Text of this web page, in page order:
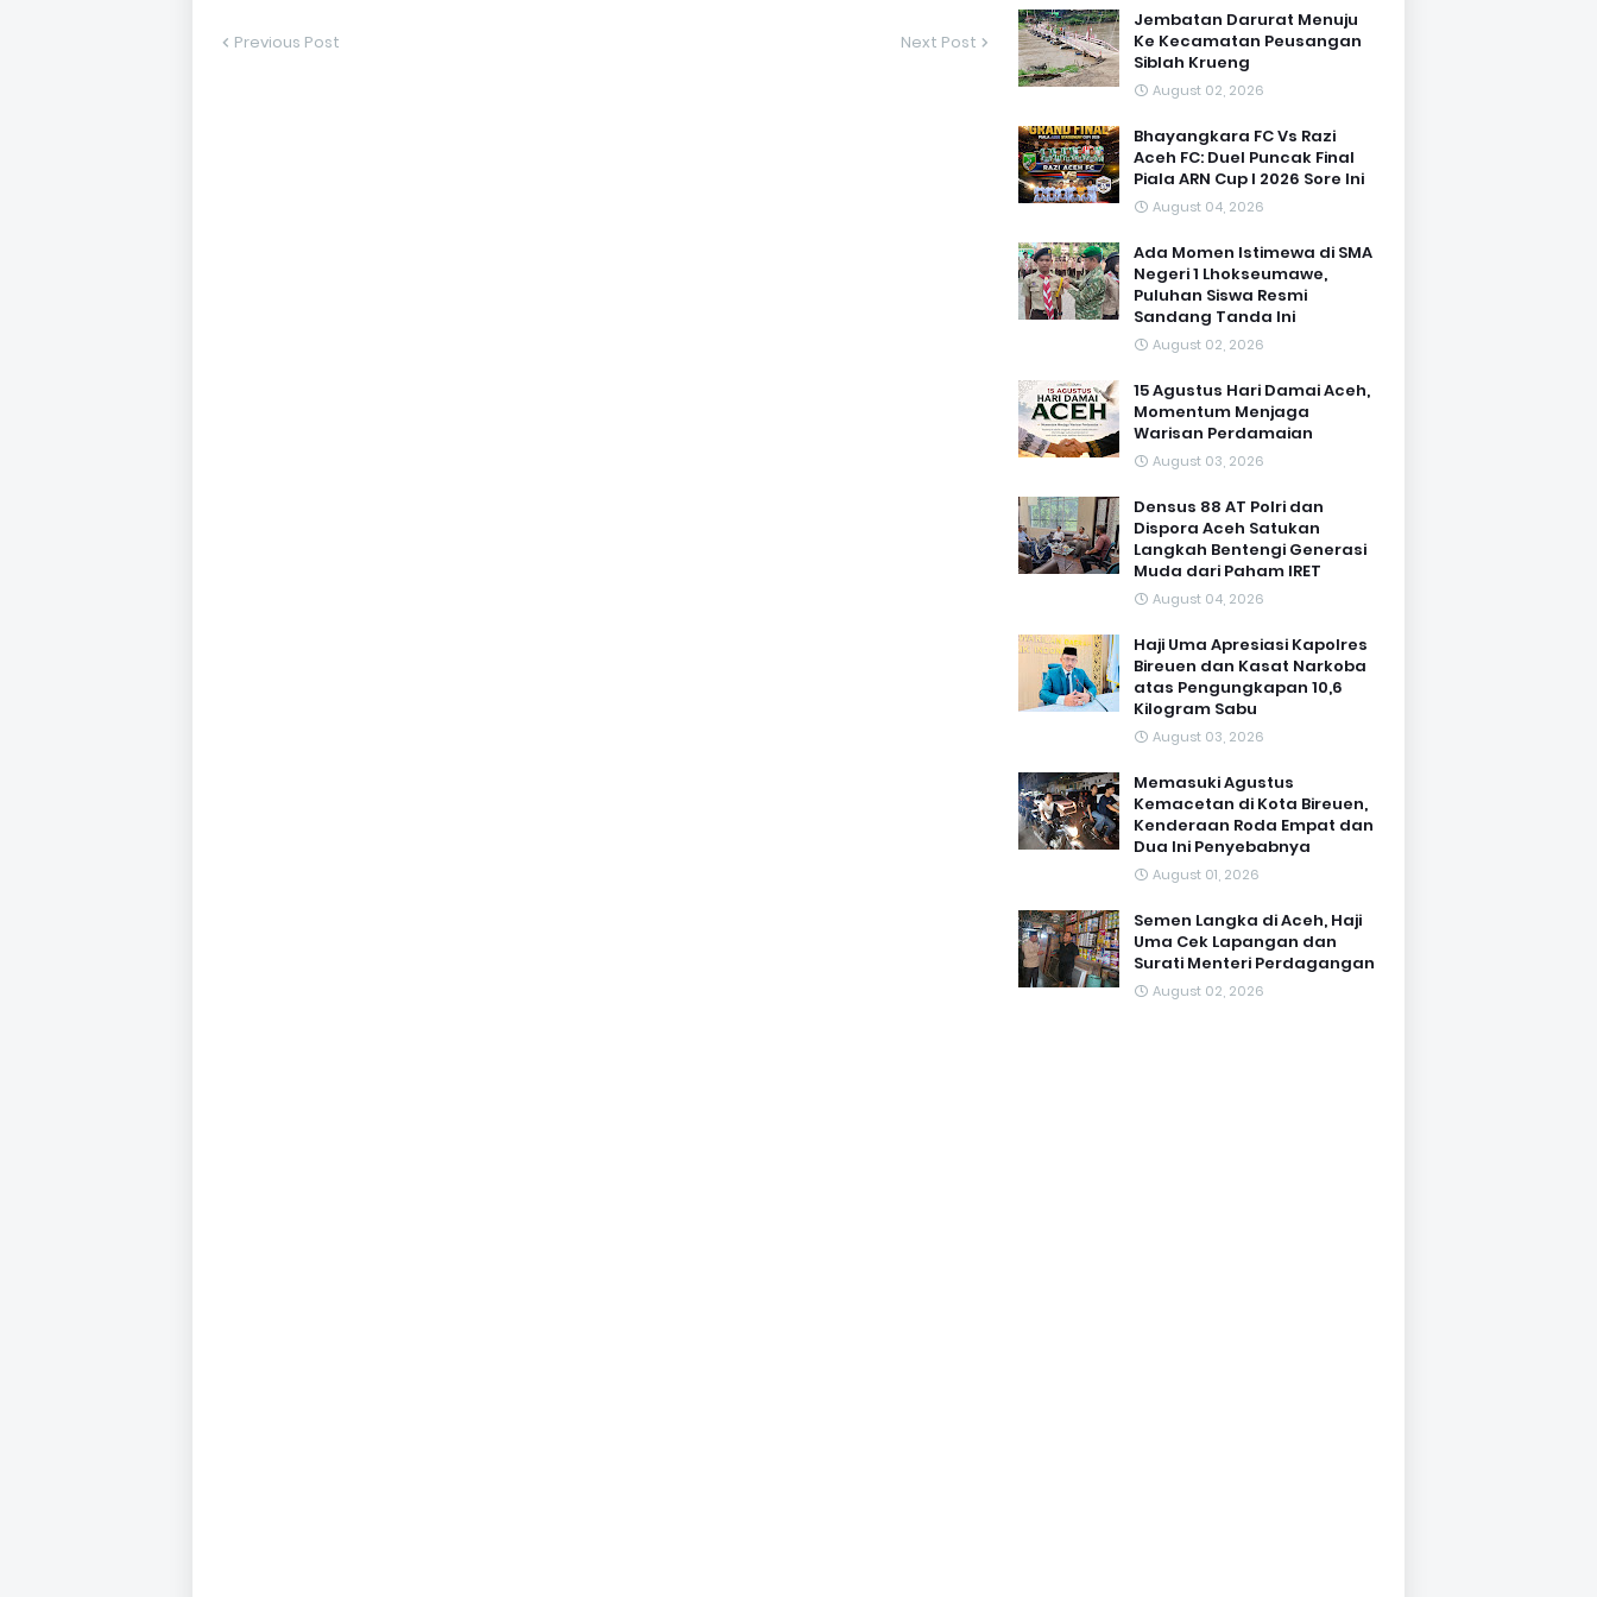
Previous Post Next Post
Jembatan Darurat Menuju
Ke Kecamatan Peusangan
Siblah Krueng
August 02, 2026
Bhayangkara FC Vs Razi
Aceh FC: Duel Puncak Final
Piala ARN Cup I 2026 Sore Ini
August 04, 2026
Ada Momen Istimewa di SMA
Negeri 1 Lhokseumawe,
Puluhan Siswa Resmi
Sandang Tanda Ini
August 02, 2026
15 Agustus Hari Damai Aceh,
Momentum Menjaga
Warisan Perdamaian
August 03, 2026
Densus 88 AT Polri dan
Dispora Aceh Satukan
Langkah Bentengi Generasi
Muda dari Paham IRET
August 04, 2026
Haji Uma Apresiasi Kapolres
Bireuen dan Kasat Narkoba
atas Pengungkapan 10,6
Kilogram Sabu
August 03, 2026
Memasuki Agustus
Kemacetan di Kota Bireuen,
Kenderaan Roda Empat dan
Dua Ini Penyebabnya
August 01, 2026
Semen Langka di Aceh, Haji
Uma Cek Lapangan dan
Surati Menteri Perdagangan
August 02, 2026